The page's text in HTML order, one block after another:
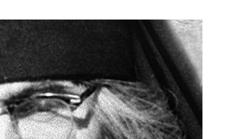
святого
Роман Котов Чего ждет от нас Бог. 10
Святитель Николай